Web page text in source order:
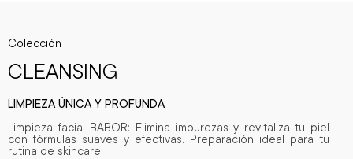
Colección
CLEANSING
LIMPIEZA ÚNICA Y PROFUNDA
Limpieza facial BABOR: Elimina impurezas y revitaliza tu piel
con fórmulas suaves y efectivas. Preparación ideal para tu
rutina de skincare.